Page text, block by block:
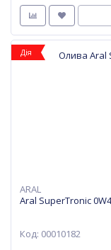
Дія
ARAL
Aral SuperTronic
Код: 00010182